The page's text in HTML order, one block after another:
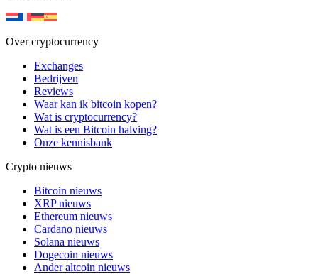
Over cryptocurrency
Exchanges
Bedrijven
Reviews
Waar kan ik bitcoin kopen?
Wat is cryptocurrency?
Wat is een Bitcoin halving?
Onze kennisbank
Crypto nieuws
Bitcoin nieuws
XRP nieuws
Ethereum nieuws
Cardano nieuws
Solana nieuws
Dogecoin nieuws
Ander altcoin nieuws